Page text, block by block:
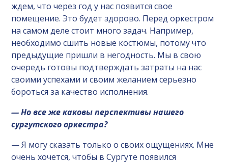
ждем, что через год у нас появится свое
помещение. Это будет здорово. Перед оркестром
на самом деле стоит много задач. Например,
необходимо сшить новые костюмы, потому что
предыдущие пришли в негодность. Мы в свою
очередь готовы подтверждать затраты на нас
своими успехами и своим желанием серьезно
бороться за качество исполнения.
— Но все же каковы перспективы нашего
сургутского оркестра?
— Я могу сказать только о своих ощущениях. Мне
очень хочется, чтобы в Сургуте появился